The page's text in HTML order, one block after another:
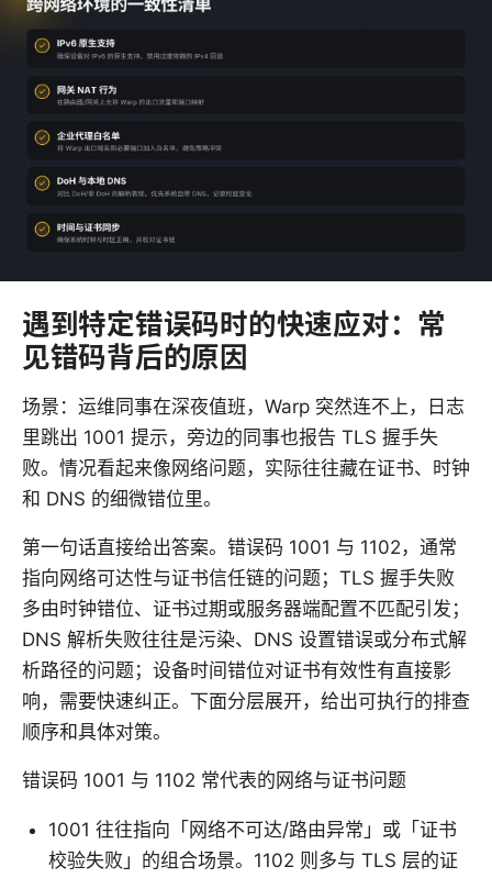
遇到特定错误码时的快速应对：常
见错码背后的原因
场景：运维同事在深夜值班，Warp 突然连不上，日志
里跳出 1001 提示，旁边的同事也报告 TLS 握手失
败。情况看起来像网络问题，实际往往藏在证书、时钟
和 DNS 的细微错位里。
第一句话直接给出答案。错误码 1001 与 1102，通常
指向网络可达性与证书信任链的问题；TLS 握手失败
多由时钟错位、证书过期或服务器端配置不匹配引发；
DNS 解析失败往往是污染、DNS 设置错误或分布式解
析路径的问题；设备时间错位对证书有效性有直接影
响，需要快速纠正。下面分层展开，给出可执行的排查
顺序和具体对策。
错误码 1001 与 1102 常代表的网络与证书问题
1001 往往指向「网络不可达/路由异常」或「证书
校验失败」的组合场景。1102 则多与 TLS 层的证